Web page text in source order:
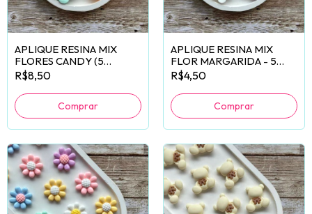
APLIQUE RESINA MIX
FLORES CANDY (5
PÉTALAS) - 10 UNIDADES
R$8,50
APLIQUE RESINA MIX
FLOR MARGARIDA - 5
UNIDADES
R$4,50